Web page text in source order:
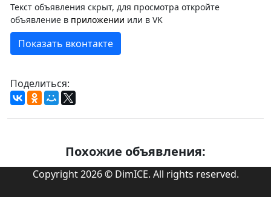
Текст объявления скрыт, для просмотра откройте
объявление в приложении или в VK
Показать вконтакте
Поделиться:
Похожие объявления:
Copyright 2026 © DimICE. All rights reserved.